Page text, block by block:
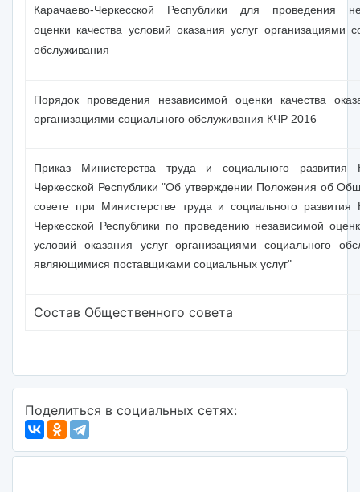
Карачаево-Черкесской Республики для проведения
оценки качества условий оказания услуг организациями
обслуживания
Порядок проведения независимой оценки качества
организациями социального обслуживания КЧР 2016
Приказ Министерства труда и социального развития
Черкесской Республики "Об утверждении Положения об
совете при Министерстве труда и социального развития
Черкесской Республики по проведению независимой
условий оказания услуг организациями социального
являющимися поставщиками социальных услуг"
Состав Общественного совета
Поделиться в социальных сетях: